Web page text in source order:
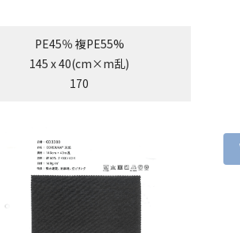
PE45％ 複PE55%
145 x 40(cm×m乱)
170